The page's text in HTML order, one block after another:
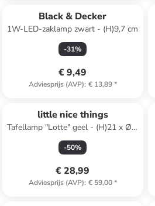
Black & Decker
1W-LED-zaklamp zwart - (H)9,7 cm
-31%
€ 9,49
Adviesprijs (AVP): € 13,89*
little nice things
Tafellamp "Lotte" geel - (H)21 x Ø 9
cm
-50%
€ 28,99
Adviesprijs (AVP): € 59,00*